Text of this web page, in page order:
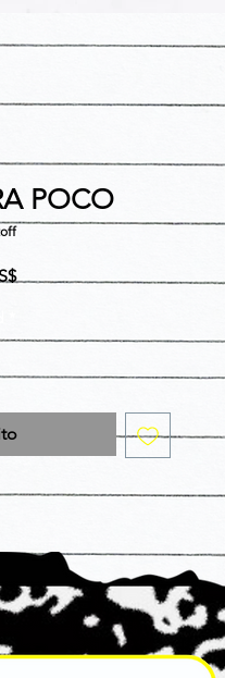
POCO
Precio